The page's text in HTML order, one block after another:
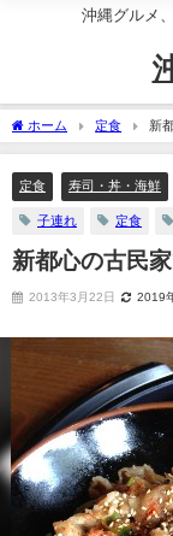
沖縄グルメ
ホーム 定食 新
定食 寿司・丼・海鮮
子連れ 定食
新都心の古民
2013年3月22日 2019